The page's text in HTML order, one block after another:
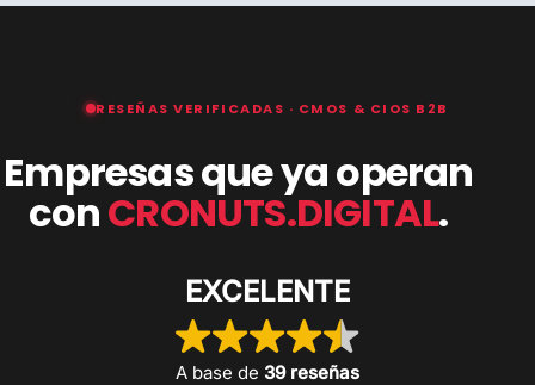
RESEÑAS VERIFICADAS · CMOS & CIOS B2B
Empresas que ya operan
conCRONUTS.DIGITAL.
EXCELENTE
A base de 39 reseñas